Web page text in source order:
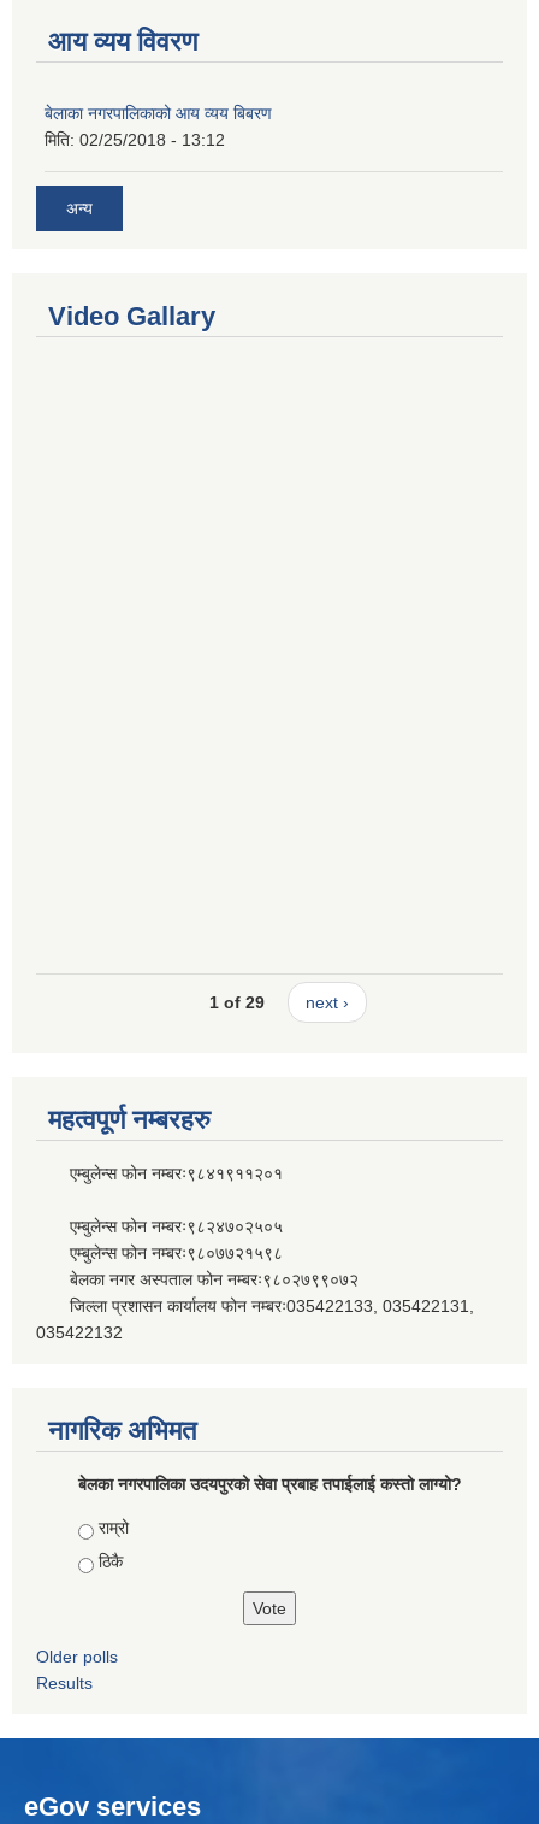
आय व्यय विवरण
बेलाका नगरपालिकाको आय व्यय बिबरण
मिति: 02/25/2018 - 13:12
अन्य
Video Gallary
1 of 29 next ›
महत्वपूर्ण नम्बरहरु
एम्बुलेन्स फोन नम्बरः९८४१९११२०१
एम्बुलेन्स फोन नम्बरः९८२४७०२५०५
एम्बुलेन्स फोन नम्बरः९८०७७२१५९८
बेलका नगर अस्पताल फोन नम्बरः९८०२७९९०७२
जिल्ला प्रशासन कार्यालय फोन नम्बरः035422133, 035422131,
035422132
नागरिक अभिमत
बेलका नगरपालिका उदयपुरको सेवा प्रबाह तपाईलाई कस्तो लाग्यो?
Choices
राम्रो
ठिकै
Older polls
Results
eGov services